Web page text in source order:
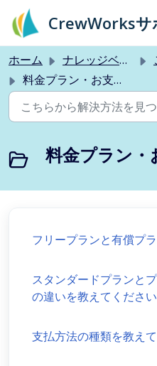
メインコンテンツに移動
ホーム ナレッジベース
料金プラン・お支払い
料金プラン・
フリープランと有償プ
スタンダードプランと
の違いを教えてください
支払方法の種類を教えて